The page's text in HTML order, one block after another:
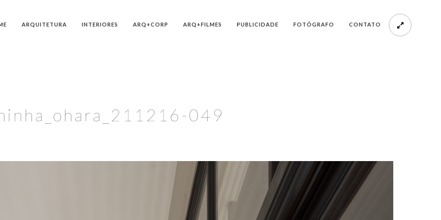
ARQUITETURA INTERIORES ARQ+CORP ARQ+FILMES PUBLICIDADE FOTÓGRAFO CONTATO
049